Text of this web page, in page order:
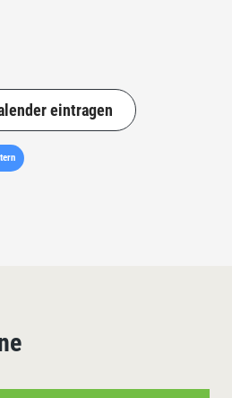
eintragen